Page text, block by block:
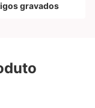
gravados